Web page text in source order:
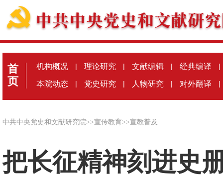
首
页
机构概况 | 理论研究 | 文献编辑 | 经典编译 |
本院动态 | 党史研究 | 人物研究 | 对外翻译 |
中共中央党史和文献研究院>>宣传教育 >>宣教普及
把长征精神刻进史